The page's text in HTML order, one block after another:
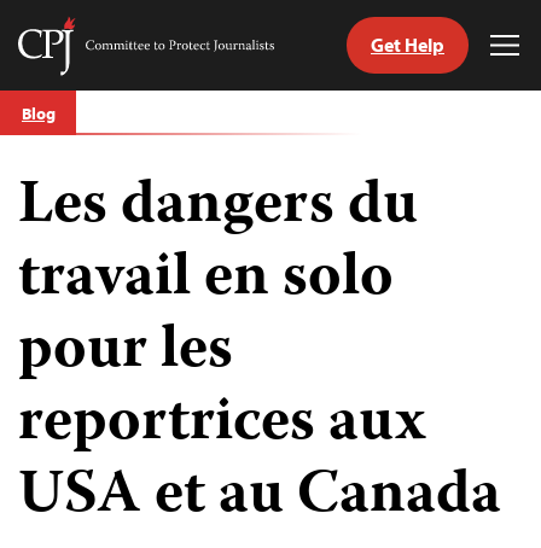
Skip
to
Committee
Journalists
Get Help
Blog
Les dangers du
travail en solo
pour les
reportrices aux
USA et au Canada